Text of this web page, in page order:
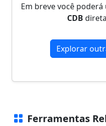
Em breve você
CDB
Explorar
Ferramentas